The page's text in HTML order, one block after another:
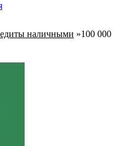
наличными »100 000